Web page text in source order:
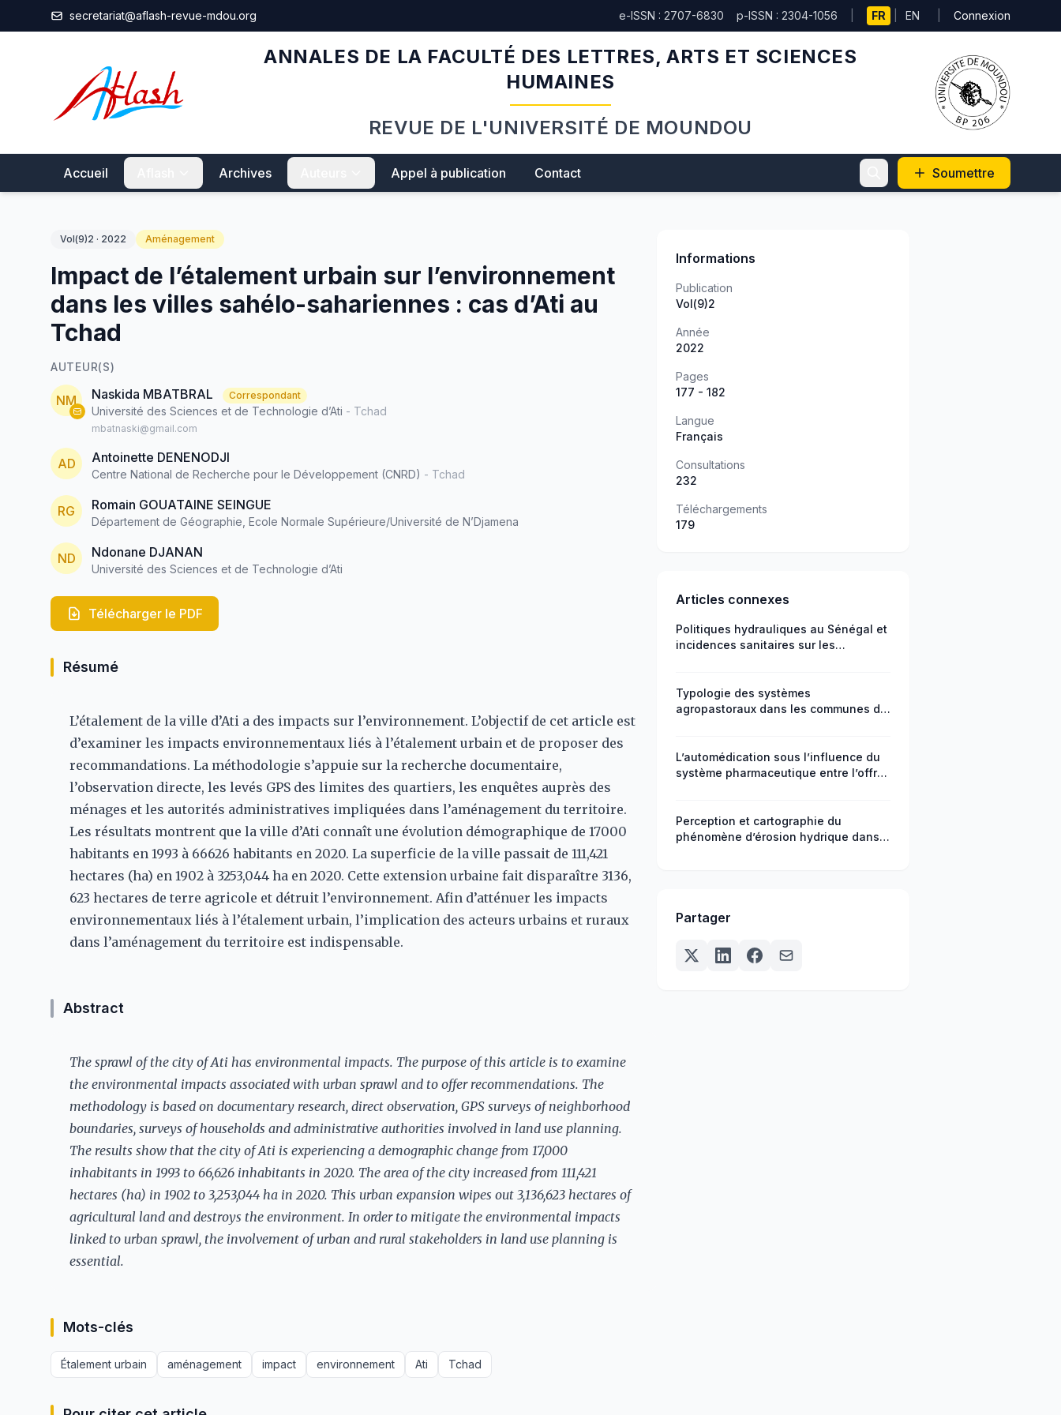
Aller au contenu principal
secretariat@aflash-revue-mdou.org e-ISSN : 2707-6830 p-ISSN : 2304-1056 FR EN Connexion
ANNALES DE LA FACULTÉ DES LETTRES, ARTS ET SCIENCES
HUMAINES
REVUE DE L'UNIVERSITÉ DE MOUNDOU
Accueil Archives Appel à publication Contact Soumettre
Vol(9)2 · 2022 Aménagement
Impact de l’étalement urbain sur l’environnement
dans les villes sahélo-sahariennes : cas d’Ati au
Tchad
AUTEUR(S)
NM Naskida MBATBRAL Correspondant
Université des Sciences et de Technologie d’Ati - Tchad
mbatnaski@gmail.com
AD Antoinette DENENODJI
Centre National de Recherche pour le Développement (CNRD) - Tchad
RG Romain GOUATAINE SEINGUE
Département de Géographie, Ecole Normale Supérieure/Université de N’Djamena
ND Ndonane DJANAN
Université des Sciences et de Technologie d’Ati
Télécharger le PDF
Résumé
L’étalement de la ville d’Ati a des impacts sur l’environnement. L’objectif de cet article est
d’examiner les impacts environnementaux liés à l’étalement urbain et de proposer des
recommandations. La méthodologie s’appuie sur la recherche documentaire,
l’observation directe, les levés GPS des limites des quartiers, les enquêtes auprès des
ménages et les autorités administratives impliquées dans l’aménagement du territoire.
Les résultats montrent que la ville d’Ati connaît une évolution démographique de 17000
habitants en 1993 à 66626 habitants en 2020. La superficie de la ville passait de 111,421
hectares (ha) en 1902 à 3253,044 ha en 2020. Cette extension urbaine fait disparaître 3136,
623 hectares de terre agricole et détruit l’environnement. Afin d’atténuer les impacts
environnementaux liés à l’étalement urbain, l’implication des acteurs urbains et ruraux
dans l’aménagement du territoire est indispensable.
Abstract
The sprawl of the city of Ati has environmental impacts. The purpose of this article is to examine
the environmental impacts associated with urban sprawl and to offer recommendations. The
methodology is based on documentary research, direct observation, GPS surveys of neighborhood
boundaries, surveys of households and administrative authorities involved in land use planning.
The results show that the city of Ati is experiencing a demographic change from 17,000
inhabitants in 1993 to 66,626 inhabitants in 2020. The area of the city increased from 111,421
hectares (ha) in 1902 to 3,253,044 ha in 2020. This urban expansion wipes out 3,136,623 hectares of
agricultural land and destroys the environment. In order to mitigate the environmental impacts
linked to urban sprawl, the involvement of urban and rural stakeholders in land use planning is
essential.
Mots-clés
Étalement urbain aménagement impact environnement Ati Tchad
Informations
Publication
Vol(9)2
Année
2022
Pages
177 - 182
Langue
Français
Consultations
232
Téléchargements
179
Articles connexes
Politiques hydrauliques au Sénégal et
incidences sanitaires sur les
commune de Téssékéré
Typologie des systèmes
agropastoraux dans les communes de
classification hiérarchique
L’automédication sous l’influence du
système pharmaceutique entre l’offre
Perception et cartographie du
phénomène d’érosion hydrique dans
Partager